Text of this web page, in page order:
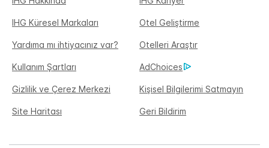
IHG Küresel Markaları Otel Geliştirme
Yardıma mı ihtiyacınız var? Otelleri Araştır
Kullanım Şartları AdChoices
Gizlilik ve Çerez Merkezi Kişisel Bilgilerimi Satmayın
Site Haritası Geri Bildirim